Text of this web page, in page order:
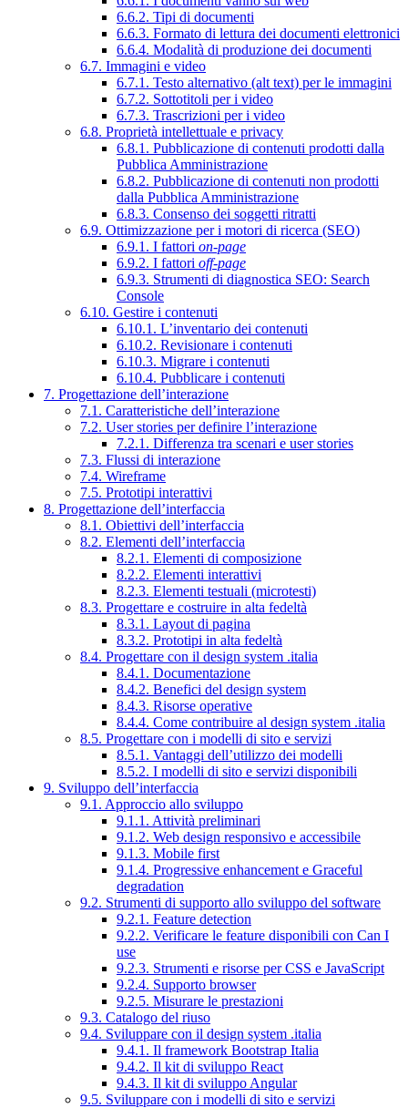
6.6.2. Tipi di documenti
6.6.3. Formato di lettura dei documenti elettronici
6.6.4. Modalità di produzione dei documenti
6.7. Immagini e video
6.7.1. Testo alternativo (alt text) per le immagini
6.7.2. Sottotitoli per i video
6.7.3. Trascrizioni per i video
6.8. Proprietà intellettuale e privacy
6.8.1. Pubblicazione di contenuti prodotti dalla
Pubblica Amministrazione
6.8.2. Pubblicazione di contenuti non prodotti
dalla Pubblica Amministrazione
6.8.3. Consenso dei soggetti ritratti
6.9. Ottimizzazione per i motori di ricerca (SEO)
6.9.1. I fattori on-page
6.9.2. I fattori off-page
6.9.3. Strumenti di diagnostica SEO: Search
Console
6.10. Gestire i contenuti
6.10.1. L’inventario dei contenuti
6.10.2. Revisionare i contenuti
6.10.3. Migrare i contenuti
6.10.4. Pubblicare i contenuti
7. Progettazione dell’interazione
7.1. Caratteristiche dell’interazione
7.2. User stories per definire l’interazione
7.2.1. Differenza tra scenari e user stories
7.3. Flussi di interazione
7.4. Wireframe
7.5. Prototipi interattivi
8. Progettazione dell’interfaccia
8.1. Obiettivi dell’interfaccia
8.2. Elementi dell’interfaccia
8.2.1. Elementi di composizione
8.2.2. Elementi interattivi
8.2.3. Elementi testuali (microtesti)
8.3. Progettare e costruire in alta fedeltà
8.3.1. Layout di pagina
8.3.2. Prototipi in alta fedeltà
8.4. Progettare con il design system .italia
8.4.1. Documentazione
8.4.2. Benefici del design system
8.4.3. Risorse operative
8.4.4. Come contribuire al design system .italia
8.5. Progettare con i modelli di sito e servizi
8.5.1. Vantaggi dell’utilizzo dei modelli
8.5.2. I modelli di sito e servizi disponibili
9. Sviluppo dell’interfaccia
9.1. Approccio allo sviluppo
9.1.1. Attività preliminari
9.1.2. Web design responsivo e accessibile
9.1.3. Mobile first
9.1.4. Progressive enhancement e Graceful
degradation
9.2. Strumenti di supporto allo sviluppo del software
9.2.1. Feature detection
9.2.2. Verificare le feature disponibili con Can I
use
9.2.3. Strumenti e risorse per CSS e JavaScript
9.2.4. Supporto browser
9.2.5. Misurare le prestazioni
9.3. Catalogo del riuso
9.4. Sviluppare con il design system .italia
9.4.1. Il framework Bootstrap Italia
9.4.2. Il kit di sviluppo React
9.4.3. Il kit di sviluppo Angular
9.5. Sviluppare con i modelli di sito e servizi